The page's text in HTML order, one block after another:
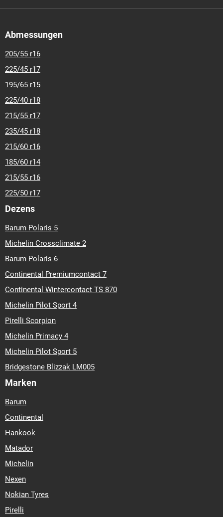
Abmessungen
205/55 r16
225/45 r17
195/65 r15
225/40 r18
215/55 r17
235/45 r18
215/60 r16
185/60 r14
215/55 r16
225/50 r17
Dezens
Barum Polaris 5
Michelin Crossclimate 2
Barum Polaris 6
Continental Premiumcontact 7
Continental Wintercontact TS 870
Michelin Pilot Sport 4
Pirelli Scorpion
Michelin Primacy 4
Michelin Pilot Sport 5
Bridgestone Blizzak LM005
Marken
Barum
Continental
Hankook
Matador
Michelin
Nexen
Nokian Tyres
Pirelli